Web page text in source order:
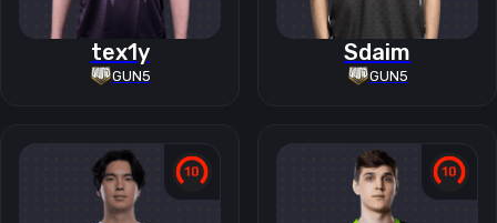
tex1y
GUN5
Sdaim
GUN5